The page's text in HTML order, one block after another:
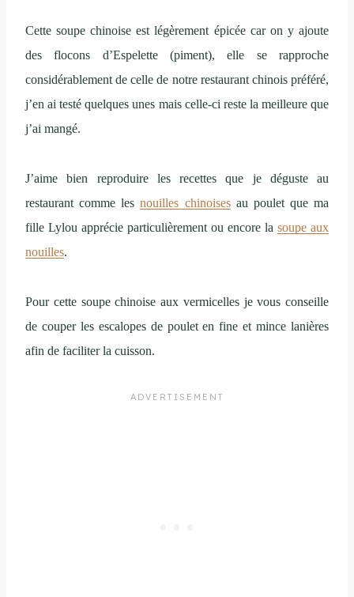
Cette soupe chinoise est légèrement épicée car on y ajoute
des flocons d’Espelette (piment), elle se rapproche
considérablement de celle de notre restaurant chinois préféré,
j’en ai testé quelques unes mais celle-ci reste la meilleure que
j’ai mangé.
J’aime bien reproduire les recettes que je déguste au
restaurant comme lesnouilles chinoisesau poulet que ma
fille Lylou apprécie particulièrement ou encore la soupe aux
nouilles.
Pour cette soupe chinoise aux vermicelles je vous conseille
de couper les escalopes de poulet en fine et mince lanières
afin de faciliter la cuisson.